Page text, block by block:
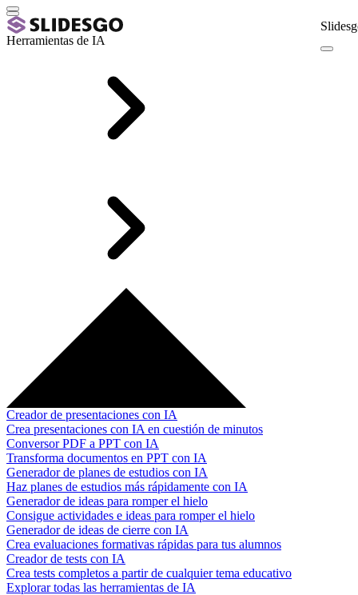
Herramientas de IA
Creador de presentaciones con IA
Crea presentaciones con IA en cuestión de minutos
Conversor PDF a PPT con IA
Transforma documentos en PPT con IA
Generador de planes de estudios con IA
Haz planes de estudios más rápidamente con IA
Generador de ideas para romper el hielo
Consigue actividades e ideas para romper el hielo
Generador de ideas de cierre con IA
Crea evaluaciones formativas rápidas para tus alumnos
Creador de tests con IA
Crea tests completos a partir de cualquier tema educativo
Explorar todas las herramientas de IA